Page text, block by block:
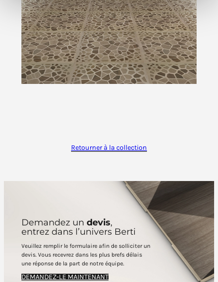
Retourner à la collection
Demandez un devis,
entrez dans l’univers Berti
Veuillez remplir le formulaire afin de solliciter un
devis. Vous recevrez dans les plus brefs délais
une réponse de la part de notre équipe.
DEMANDEZ-LE MAINTENANT